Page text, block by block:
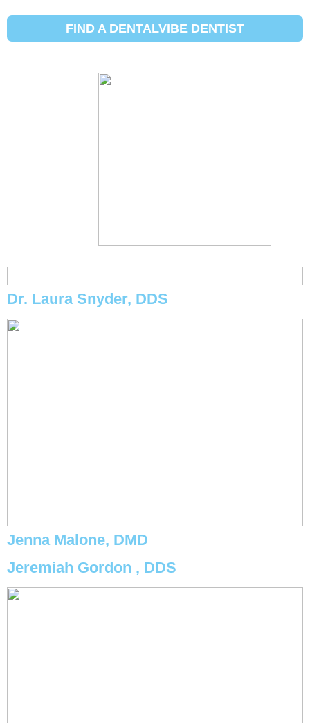
FIND A DENTALVIBE DENTIST
Payment Policy:अतिरिक्त देयक की विमा
प्रश्न? कृपया आमच्या कार्यालयाला कॉल करा.
Dr. Laura Snyder, DDS
Jenna Malone, DMD
Jeremiah Gordon , DDS